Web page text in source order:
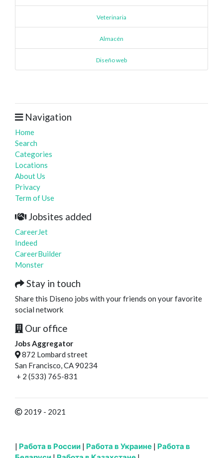
Veterinaria
Almacén
Diseño web
Navigation
Home
Search
Categories
Locations
About Us
Privacy
Term of Use
Jobsites added
CareerJet
Indeed
CareerBuilder
Monster
Stay in touch
Share this Diseno jobs with your friends on your favorite
social network
Our office
Jobs Aggregator
872 Lombard street
San Francisco, CA 90234
+ 2 (533) 765-831
2019 - 2021
| Работа в России | Работа в Украине | Работа в